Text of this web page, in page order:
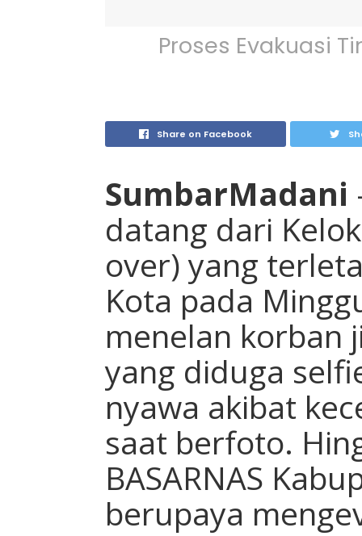
Proses Evakuasi
Share on Facebook
SumbarMadani
datang dari
over) yang
Kota pada
menelan korban
yang diduga
nyawa akibat
saat berfoto.
BASARNAS
berupaya